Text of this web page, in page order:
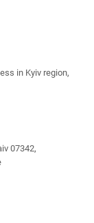
in Kyiv region,
07342,